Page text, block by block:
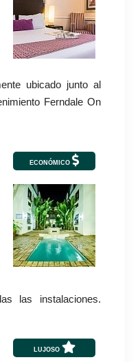
ubicado junto al
Ferndale On
ECONÓMICO
las instalaciones.
LUJOSO